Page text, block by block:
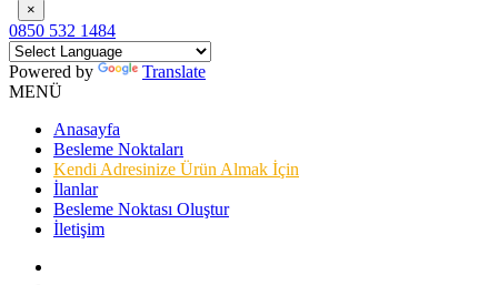
×
0850 532 1484
Powered by
Translate
MENÜ
Anasayfa
Besleme Noktaları
Kendi Adresinize Ürün Almak İçin
İlanlar
Besleme Noktası Oluştur
İletişim